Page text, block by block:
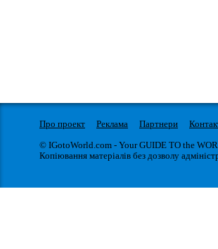
Про проект Реклама Партнери
© IGotoWorld.com - Your GUIDE TO the
Копіювання матеріалів без дозволу